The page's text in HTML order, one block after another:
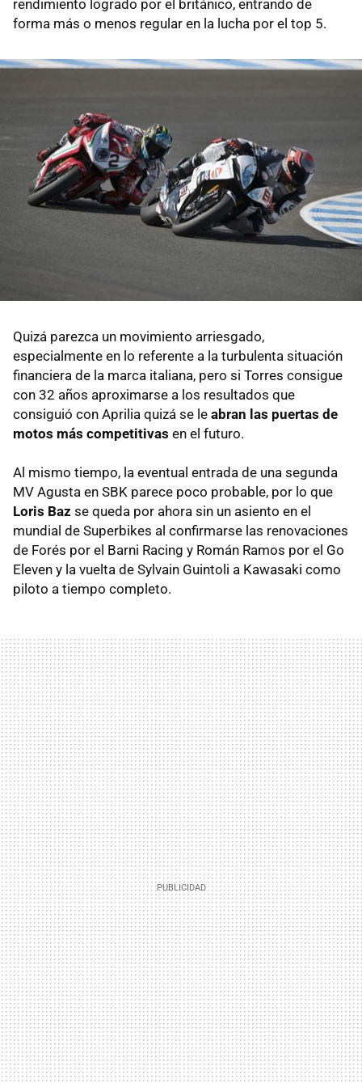
rendimiento logrado por el británico, entrando de
forma más o menos regular en la lucha por el top 5.
Quizá parezca un movimiento arriesgado,
especialmente en lo referente a la turbulenta situación
financiera de la marca italiana, pero si Torres consigue
con 32 años aproximarse a los resultados que
consiguió con Aprilia quizá se le abran las puertas de
motos más competitivas en el futuro.
Al mismo tiempo, la eventual entrada de una segunda
MV Agusta en SBK parece poco probable, por lo que
Loris Baz se queda por ahora sin un asiento en el
mundial de Superbikes al confirmarse las renovaciones
de Forés por el Barni Racing y Román Ramos por el Go
Eleven y la vuelta de Sylvain Guintoli a Kawasaki como
piloto a tiempo completo.